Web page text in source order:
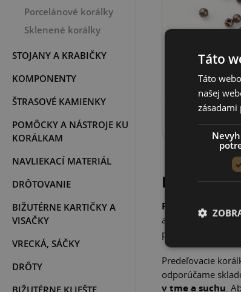
Porcelánové korálky
Sklenené korálky
STOJANY A KRABIČKY
KOMPONENTY
ŠTRASOVÉ KAMIENKY
POMÔCKY A NÁSTROJE KU
KORÁLKAM
NAVLIEKACÍ MATERIÁL
DRÔTOVANIE
BIŽUTÉRNE KARTIČKY A
VISAČKY
VRECKÁ, SÁČKY
DRÔTY
BIŽUTÉRNE KLIEŠTE
POPIS
Predeľovacie
alebo náramkov
používajú aj pri
Predeľovacie
odporúčame
v tme a suchu.
Táto
Táto
našej
zásadami